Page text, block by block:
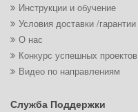
Инструкции и обучение
Условия доставки /гарантии
О нас
Конкурс успешных проектов
Видео по направлениям
Служба Поддержки